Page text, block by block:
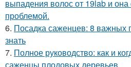
выпадения волос от 19lab и
проблемой.
6. Посадка саженцев: 8 важных
знать
7. Полное руководство: как и